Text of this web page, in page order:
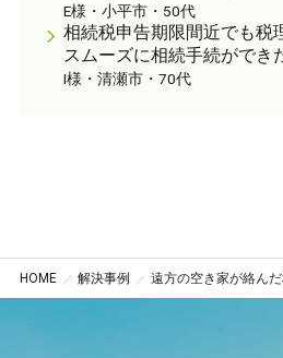
E様・小平市・50代
相続税申告期限間近でも税
スムーズに相続手続ができ
I様・清瀬市・70代
HOME 解決事例